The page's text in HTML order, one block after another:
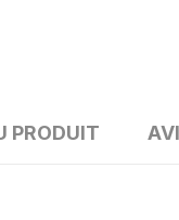
PRODUIT